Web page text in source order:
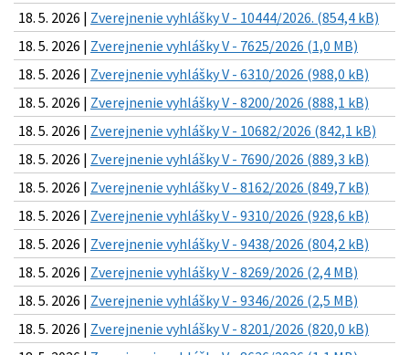
18. 5. 2026 | Zverejnenie vyhlášky V - 10444/2026. (854,4 kB)
18. 5. 2026 | Zverejnenie vyhlášky V - 7625/2026 (1,0 MB)
18. 5. 2026 | Zverejnenie vyhlášky V - 6310/2026 (988,0 kB)
18. 5. 2026 | Zverejnenie vyhlášky V - 8200/2026 (888,1 kB)
18. 5. 2026 | Zverejnenie vyhlášky V - 10682/2026 (842,1 kB)
18. 5. 2026 | Zverejnenie vyhlášky V - 7690/2026 (889,3 kB)
18. 5. 2026 | Zverejnenie vyhlášky V - 8162/2026 (849,7 kB)
18. 5. 2026 | Zverejnenie vyhlášky V - 9310/2026 (928,6 kB)
18. 5. 2026 | Zverejnenie vyhlášky V - 9438/2026 (804,2 kB)
18. 5. 2026 | Zverejnenie vyhlášky V - 8269/2026 (2,4 MB)
18. 5. 2026 | Zverejnenie vyhlášky V - 9346/2026 (2,5 MB)
18. 5. 2026 | Zverejnenie vyhlášky V - 8201/2026 (820,0 kB)